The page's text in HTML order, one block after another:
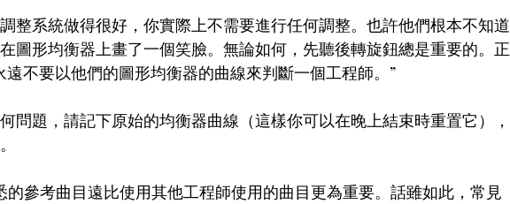
整系統做得很好，你實際上不需要進行任何調整。也許他們根本不知道
圖形均衡器上畫了一個笑臉。無論如何，先聽後轉旋鈕總是重要的。正
遠不要以他們的圖形均衡器的曲線來判斷一個工程師。”
問題，請記下原始的均衡器曲線（這樣你可以在晚上結束時重置它），
參考曲目遠比使用其他工程師使用的曲目更為重要。話雖如此，常見